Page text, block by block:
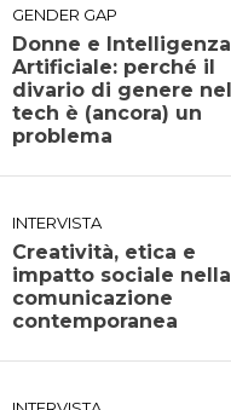
GENDER GAP
Donne e Intelligenza
Artificiale: perché il
divario di genere nel
tech è (ancora) un
problema
INTERVISTA
Creatività, etica e
impatto sociale nella
comunicazione
contemporanea